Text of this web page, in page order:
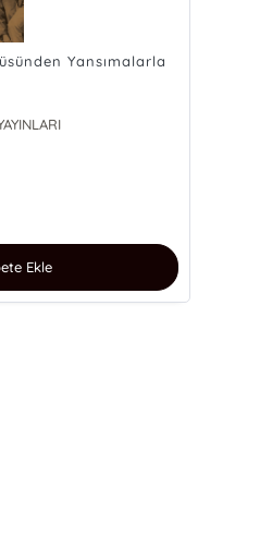
Yansımalarla
Ekle